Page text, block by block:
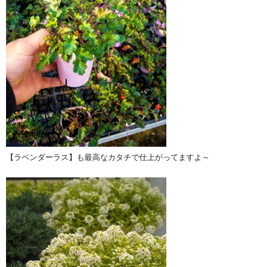
【ラベンダーラス】も最高なカタチで仕上がってますよ～